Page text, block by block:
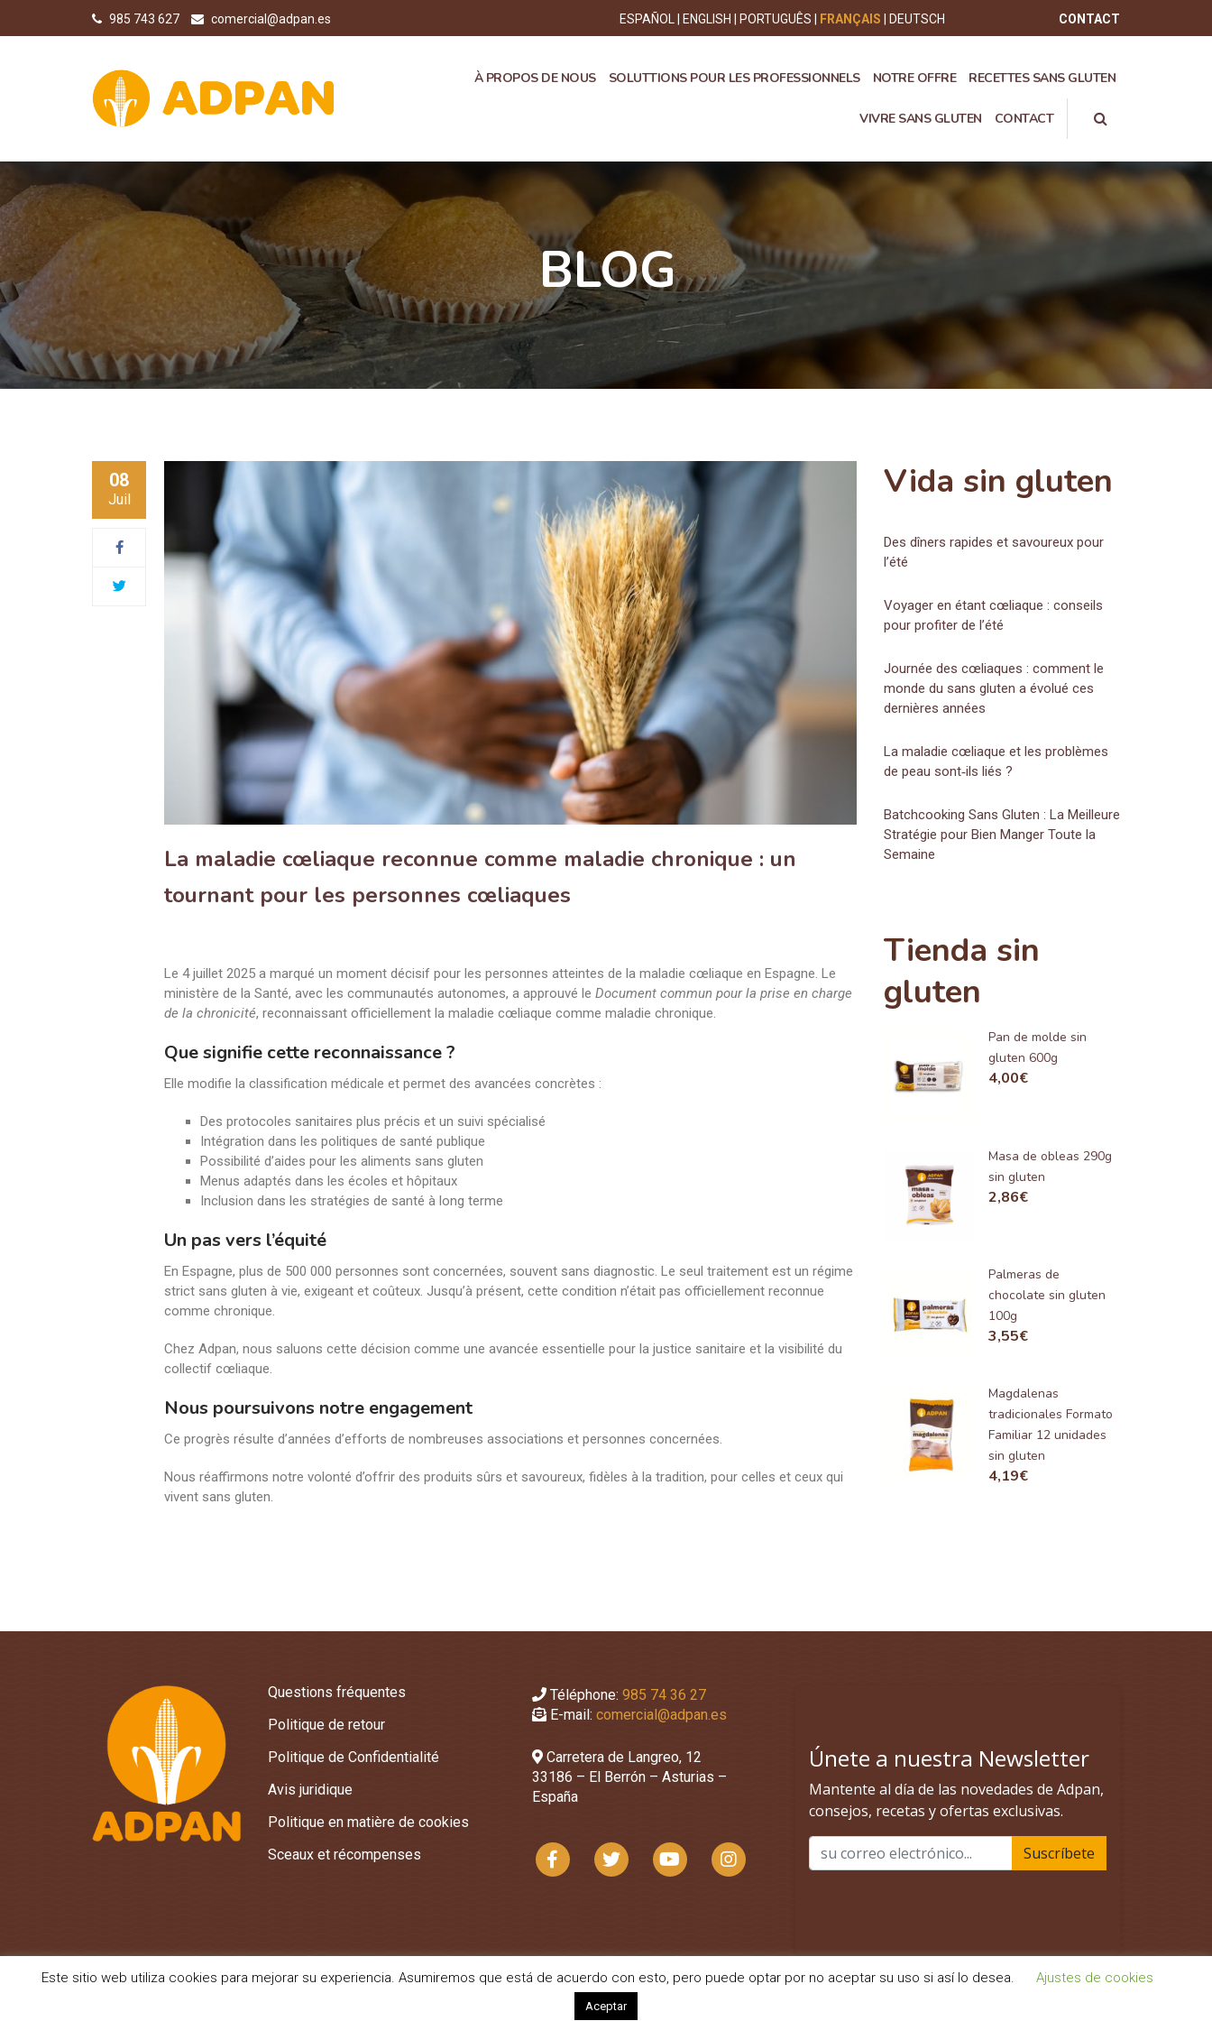
985 743 627 comercial@adpan.es CONTACT
ESPAÑOL ENGLISH PORTUGUÊS FRANÇAIS DEUTSCH
À PROPOS DE NOUS SOLUTTIONS POUR LES PROFESSIONNELS NOTRE OFFRE RECETTES SANS GLUTEN
VIVRE SANS GLUTEN CONTACT
BLOG
08
Juil
La maladie cœliaque reconnue comme maladie chronique : un
tournant pour les personnes cœliaques
Le 4 juillet 2025 a marqué un moment décisif pour les personnes atteintes de la maladie cœliaque en Espagne. Le
ministère de la Santé, avec les communautés autonomes, a approuvé le Document commun pour la prise en charge
de la chronicité, reconnaissant officiellement la maladie cœliaque comme maladie chronique.
Que signifie cette reconnaissance ?
Elle modifie la classification médicale et permet des avancées concrètes :
Des protocoles sanitaires plus précis et un suivi spécialisé
Intégration dans les politiques de santé publique
Possibilité d’aides pour les aliments sans gluten
Menus adaptés dans les écoles et hôpitaux
Inclusion dans les stratégies de santé à long terme
Un pas vers l’équité
En Espagne, plus de 500 000 personnes sont concernées, souvent sans diagnostic. Le seul traitement est un régime
strict sans gluten à vie, exigeant et coûteux. Jusqu’à présent, cette condition n’était pas officiellement reconnue
comme chronique.
Chez Adpan, nous saluons cette décision comme une avancée essentielle pour la justice sanitaire et la visibilité du
collectif cœliaque.
Nous poursuivons notre engagement
Ce progrès résulte d’années d’efforts de nombreuses associations et personnes concernées.
Nous réaffirmons notre volonté d’offrir des produits sûrs et savoureux, fidèles à la tradition, pour celles et ceux qui
vivent sans gluten.
Vida sin gluten
Des dîners rapides et savoureux pour
l’été
Voyager en étant cœliaque : conseils
pour profiter de l’été
Journée des cœliaques : comment le
monde du sans gluten a évolué ces
dernières années
La maladie cœliaque et les problèmes
de peau sont‑ils liés ?
Batchcooking Sans Gluten : La Meilleure
Stratégie pour Bien Manger Toute la
Semaine
Tienda sin
gluten
Pan de molde sin
gluten 600g
4,00€
Masa de obleas 290g
sin gluten
2,86€
Palmeras de
chocolate sin gluten
100g
3,55€
Magdalenas
tradicionales Formato
Familiar 12 unidades
sin gluten
4,19€
Questions fréquentes
Politique de retour
Politique de Confidentialité
Avis juridique
Politique en matière de cookies
Sceaux et récompenses
Téléphone: 985 74 36 27
E-mail: comercial@adpan.es
Carretera de Langreo, 12
33186 – El Berrón – Asturias –
España
Este sitio web utiliza cookies para mejorar su experiencia. Asumiremos que está de acuerdo con esto, pero puede optar por no aceptar su uso si así lo desea. Ajustes de cookies
Aceptar